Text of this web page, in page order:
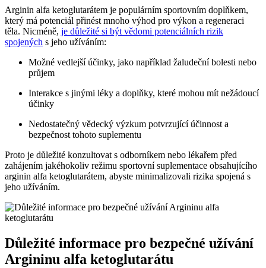
Arginin alfa ketoglutarátem je populárním sportovním doplňkem,
který má potenciál přinést mnoho výhod pro výkon a regeneraci
těla. Nicméně, je důležité si být vědomi potenciálních rizik
spojených s jeho užíváním:
Možné vedlejší účinky, jako například žaludeční bolesti nebo
průjem
Interakce s jinými léky a doplňky, které mohou mít nežádoucí
účinky
Nedostatečný vědecký výzkum potvrzující účinnost a
bezpečnost tohoto suplementu
Proto je důležité konzultovat s odborníkem nebo lékařem před
zahájením jakéhokoliv režimu sportovní suplementace obsahujícího
arginin alfa ketoglutarátem, abyste minimalizovali rizika spojená s
jeho užíváním.
Důležité informace pro bezpečné užívání
Argininu alfa ketoglutarátu